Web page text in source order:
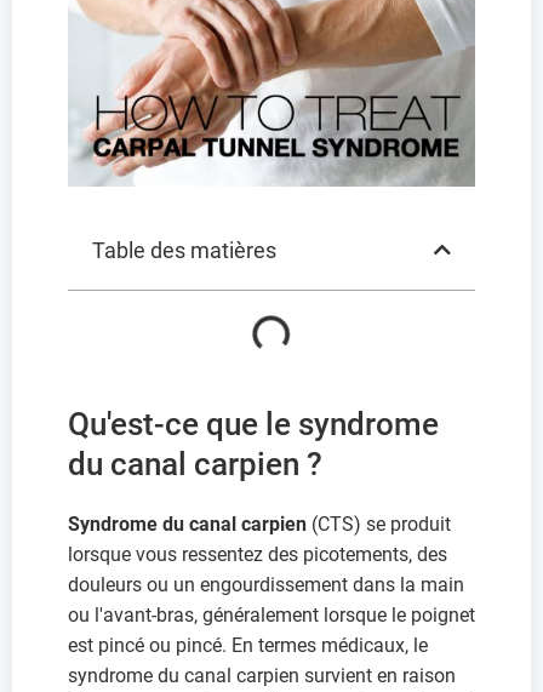
Table des matières
Qu'est-ce que le syndrome
du canal carpien ?
Syndrome du canal carpien (CTS) se produit
lorsque vous ressentez des picotements, des
douleurs ou un engourdissement dans la main
ou l'avant-bras, généralement lorsque le poignet
est pincé ou pincé. En termes médicaux, le
syndrome du canal carpien survient en raison